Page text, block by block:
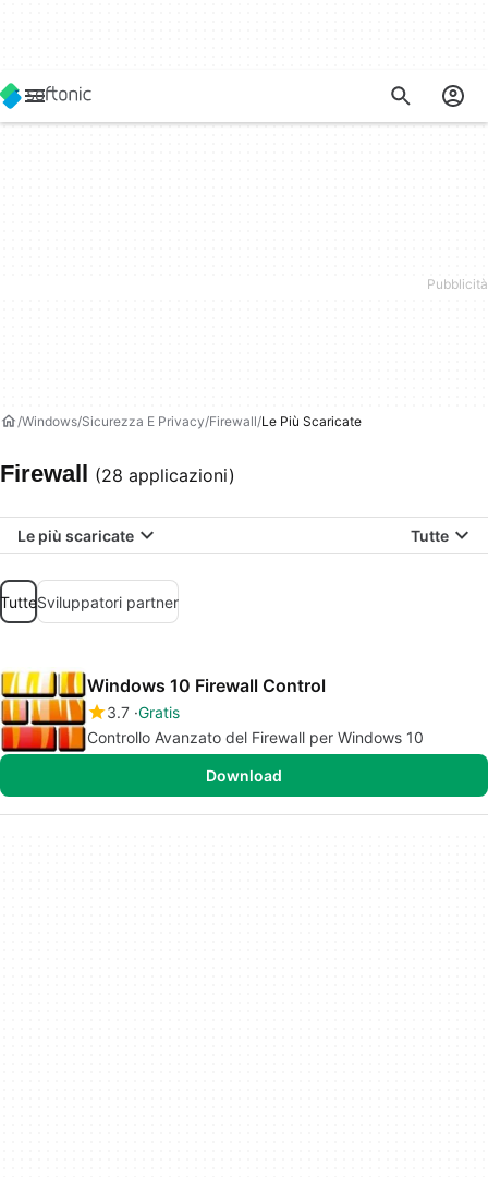
Windows Sicurezza E Privacy Firewall Le Più Scaricate
Firewall (28 applicazioni)
Le più scaricate Tutte
TutteSviluppatori partner
Windows 10 Firewall Control
3.7 Gratis
Controllo Avanzato del Firewall per Windows 10
Download